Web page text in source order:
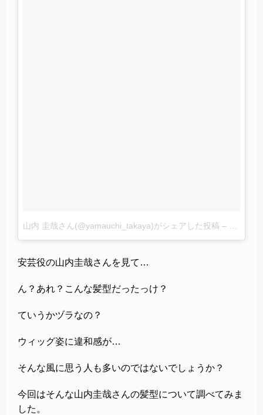
山内 圭哉さん(@yamauchi_takaya)がシェアした投稿 –
安芸役の山内圭哉さんを見て…
ん？あれ？こんな髪型だったっけ？
ていうかヅラなの？
ウィッグ姿に違和感が…
そんな風に思う人も多いのではないでしょうか？
今回はそんな山内圭哉さんの髪型について調べてみま
した。